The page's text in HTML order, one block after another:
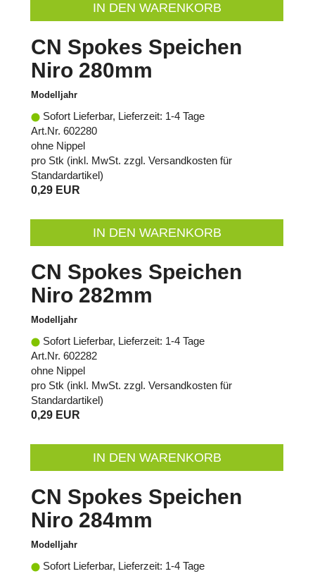
IN DEN WARENKORB
CN Spokes Speichen
Niro 280mm
Modelljahr
Sofort Lieferbar, Lieferzeit: 1-4 Tage
Art.Nr. 602280
ohne Nippel
pro Stk (inkl. MwSt. zzgl. Versandkosten für
Standardartikel)
0,29 EUR
IN DEN WARENKORB
CN Spokes Speichen
Niro 282mm
Modelljahr
Sofort Lieferbar, Lieferzeit: 1-4 Tage
Art.Nr. 602282
ohne Nippel
pro Stk (inkl. MwSt. zzgl. Versandkosten für
Standardartikel)
0,29 EUR
IN DEN WARENKORB
CN Spokes Speichen
Niro 284mm
Modelljahr
Sofort Lieferbar, Lieferzeit: 1-4 Tage